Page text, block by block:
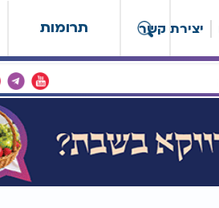
תרומות יצירת קשר